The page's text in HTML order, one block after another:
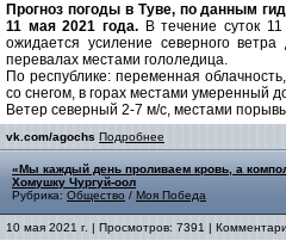
Прогноз погоды в Туве, по данным
11 мая 2021 года. В течение суток
ожидается усиление северного
перевалах местами гололедица.
По республике: переменная
со снегом, в горах местами умеренный
Ветер северный 2-7 м/с, местами
vk.com/agochs Подробнее
«Мы каждый день проливаем кровь, а
Хомушку Чургуй-оол
Рубрика: Общество / Моя Победа
10 мая 2021 г. | Просмотров: 7391 |